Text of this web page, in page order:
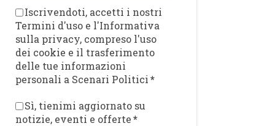
Iscrivendoti, accetti i nostri
Termini d'uso e l'Informativa
sulla privacy, compreso l'uso
dei cookie e il trasferimento
delle tue informazioni
personali a Scenari Politici*
Sì, tienimi aggiornato su
notizie, eventi e offerte*